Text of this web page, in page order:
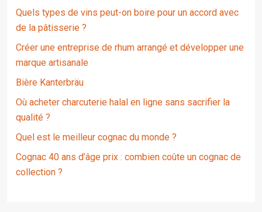
Quels types de vins peut-on boire pour un accord avec
de la pâtisserie ?
Créer une entreprise de rhum arrangé et développer une
marque artisanale
Bière Kanterbräu
Où acheter charcuterie halal en ligne sans sacrifier la
qualité ?
Quel est le meilleur cognac du monde ?
Cognac 40 ans d’âge prix : combien coûte un cognac de
collection ?